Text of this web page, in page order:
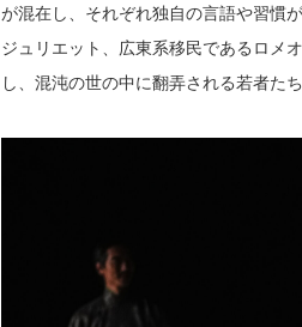
が混在し、それぞれ独自の言語や習慣
ジュリエット、広東系移民であるロメ
し、混沌の世の中に翻弄される若者た